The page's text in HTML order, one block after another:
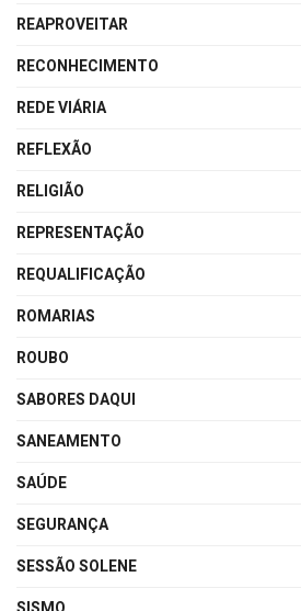
REAPROVEITAR
RECONHECIMENTO
REDE VIÁRIA
REFLEXÃO
RELIGIÃO
REPRESENTAÇÃO
REQUALIFICAÇÃO
ROMARIAS
ROUBO
SABORES DAQUI
SANEAMENTO
SAÚDE
SEGURANÇA
SESSÃO SOLENE